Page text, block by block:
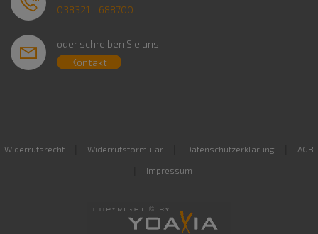
038321 - 688700
oder schreiben Sie uns:
Kontakt
Widerrufsrecht Widerrufsformular Datenschutzerklärung AGB
Impressum